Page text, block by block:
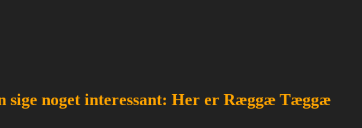
sige noget interessant: Her er Ræggæ Tæggæ